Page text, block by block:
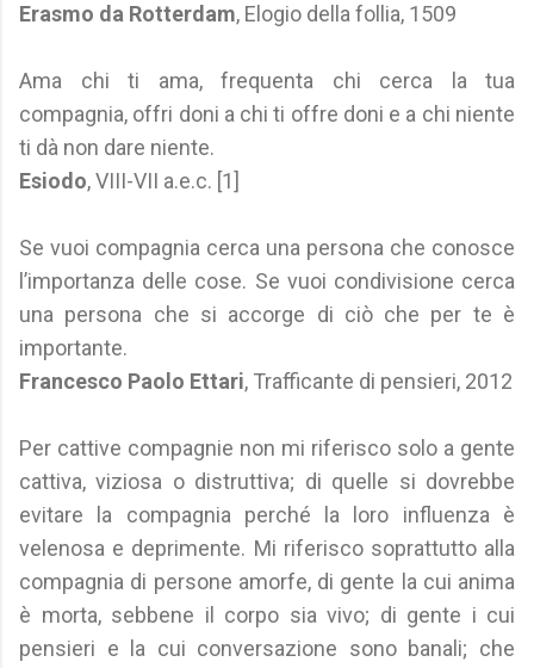
Erasmo da Rotterdam, Elogio della follia, 1509
Ama chi ti ama, frequenta chi cerca la tua
compagnia, offri doni a chi ti offre doni e a chi niente
ti dà non dare niente.
Esiodo, VIII-VII a.e.c. [1]
Se vuoi compagnia cerca una persona che conosce
l’importanza delle cose. Se vuoi condivisione cerca
una persona che si accorge di ciò che per te è
importante.
Francesco Paolo Ettari, Trafficante di pensieri, 2012
Per cattive compagnie non mi riferisco solo a gente
cattiva, viziosa o distruttiva; di quelle si dovrebbe
evitare la compagnia perché la loro influenza è
velenosa e deprimente. Mi riferisco soprattutto alla
compagnia di persone amorfe, di gente la cui anima
è morta, sebbene il corpo sia vivo; di gente i cui
pensieri e la cui conversazione sono banali; che